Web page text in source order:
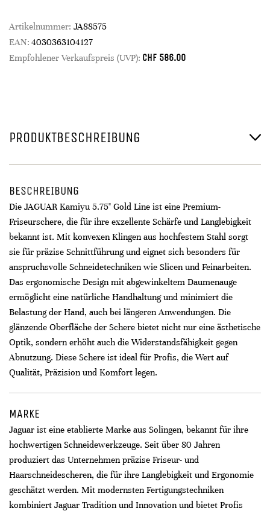
Artikelnummer: JA88575
EAN: 4030363104127
Empfohlener Verkaufspreis (UVP): CHF 586.00
PRODUKTBESCHREIBUNG
BESCHREIBUNG
Die JAGUAR Kamiyu 5.75" Gold Line ist eine Premium-
Friseurschere, die für ihre exzellente Schärfe und Langlebigkeit
bekannt ist. Mit konvexen Klingen aus hochfestem Stahl sorgt
sie für präzise Schnittführung und eignet sich besonders für
anspruchsvolle Schneidetechniken wie Slicen und Feinarbeiten.
Das ergonomische Design mit abgewinkeltem Daumenauge
ermöglicht eine natürliche Handhaltung und minimiert die
Belastung der Hand, auch bei längeren Anwendungen. Die
glänzende Oberfläche der Schere bietet nicht nur eine ästhetische
Optik, sondern erhöht auch die Widerstandsfähigkeit gegen
Abnutzung. Diese Schere ist ideal für Profis, die Wert auf
Qualität, Präzision und Komfort legen.
MARKE
Jaguar ist eine etablierte Marke aus Solingen, bekannt für ihre
hochwertigen Schneidewerkzeuge. Seit über 80 Jahren
produziert das Unternehmen präzise Friseur- und
Haarschneidescheren, die für ihre Langlebigkeit und Ergonomie
geschätzt werden. Mit modernsten Fertigungstechniken
kombiniert Jaguar Tradition und Innovation und bietet Profis